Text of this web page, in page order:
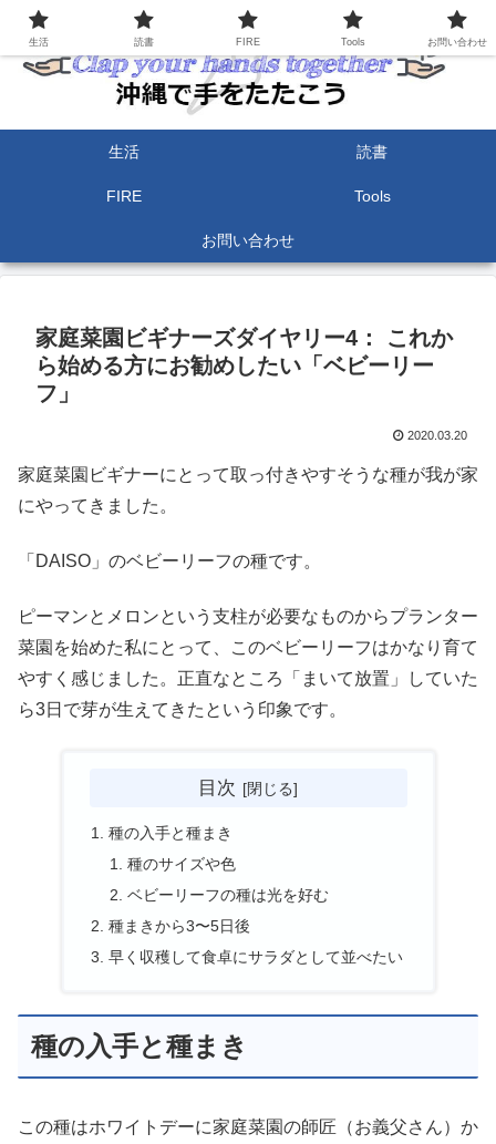
生活 読書
FIRE Tools
お問い合わせ
家庭菜園ビギナーズダイヤリー4： これか
ら始める方にお勧めしたい「ベビーリー
フ」
2020.03.20
家庭菜園ビギナーにとって取っ付きやすそうな種が我が家
にやってきました。
「DAISO」のベビーリーフの種です。
ピーマンとメロンという支柱が必要なものからプランター
菜園を始めた私にとって、このベビーリーフはかなり育て
やすく感じました。正直なところ「まいて放置」していた
ら3日で芽が生えてきたという印象です。
目次
種の入手と種まき
種のサイズや色
ベビーリーフの種は光を好む
種まきから3〜5日後
早く収穫して食卓にサラダとして並べたい
種の入手と種まき
この種はホワイトデーに家庭菜園の師匠（お義父さん）か
生活 読書 FIRE Tools お問い合わせ